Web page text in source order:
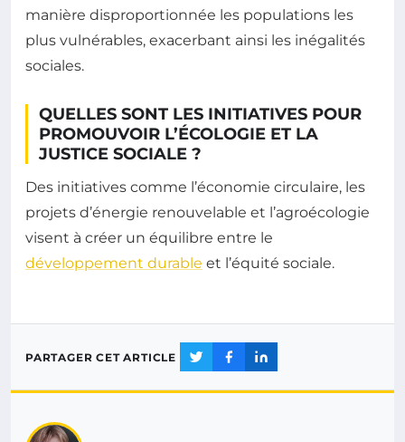
manière disproportionnée les populations les
plus vulnérables, exacerbant ainsi les inégalités
sociales.
QUELLES SONT LES INITIATIVES POUR
PROMOUVOIR L’ÉCOLOGIE ET LA
JUSTICE SOCIALE ?
Des initiatives comme l’économie circulaire, les
projets d’énergie renouvelable et l’agroécologie
visent à créer un équilibre entre le
développement durable et l’équité sociale.
PARTAGER CET ARTICLE